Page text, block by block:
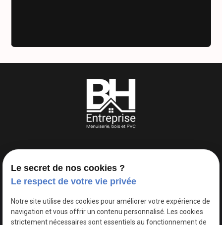
02 78 77 17 01
1 route de l'Europe
76540 VALMONT
Le secret de nos cookies ?
Le respect de votre vie privée
Notre site utilise des cookies pour améliorer votre expérience de
navigation et vous offrir un contenu personnalisé. Les cookies
strictement nécessaires sont essentiels au fonctionnement de